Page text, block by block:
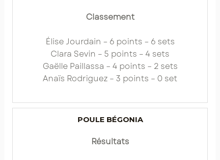
Classement
Élise Jourdain – 6 points – 6 sets
Clara Sevin – 5 points – 4 sets
Gaëlle Paillassa – 4 points – 2 sets
Anaïs Rodriguez – 3 points – 0 set
POULE BÉGONIA
Résultats